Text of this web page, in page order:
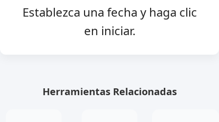
Establezca una fecha y haga clic
en iniciar.
Herramientas Relacionadas